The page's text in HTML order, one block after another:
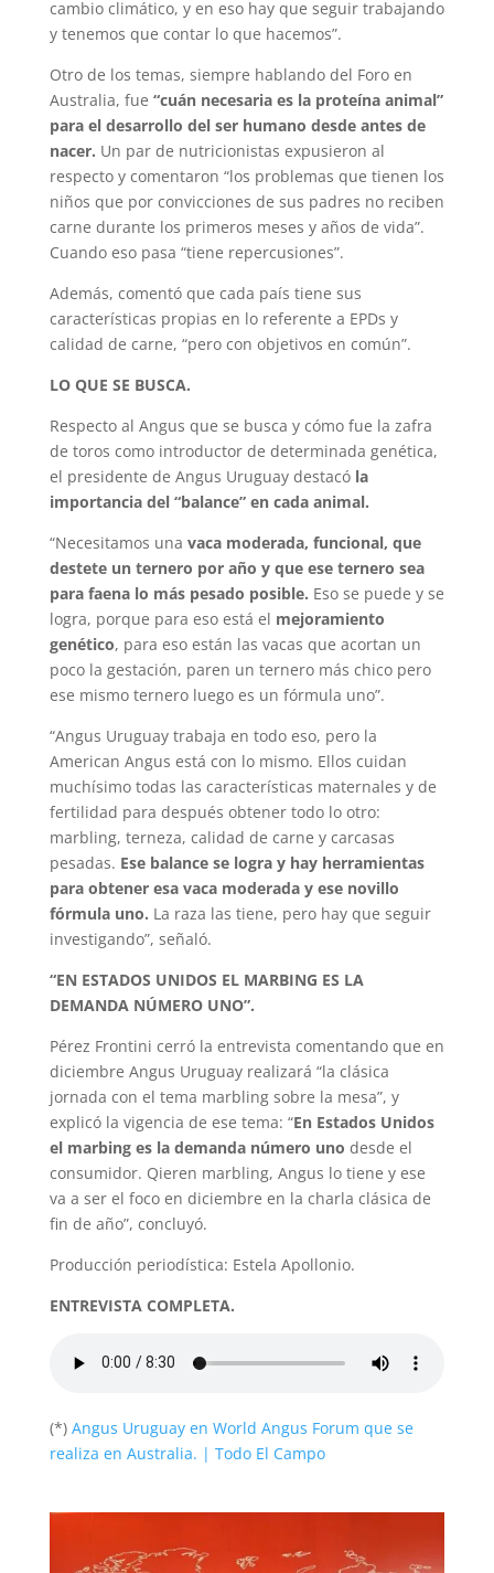
cambio climático, y en eso hay que seguir trabajando
y tenemos que contar lo que hacemos”.
Otro de los temas, siempre hablando del Foro en
Australia, fue “cuán necesaria es la proteína animal”
para el desarrollo del ser humano desde antes de
nacer. Un par de nutricionistas expusieron al
respecto y comentaron “los problemas que tienen los
niños que por convicciones de sus padres no reciben
carne durante los primeros meses y años de vida”.
Cuando eso pasa “tiene repercusiones”.
Además, comentó que cada país tiene sus
características propias en lo referente a EPDs y
calidad de carne, “pero con objetivos en común”.
LO QUE SE BUSCA.
Respecto al Angus que se busca y cómo fue la zafra
de toros como introductor de determinada genética,
el presidente de Angus Uruguay destacó la
importancia del “balance” en cada animal.
“Necesitamos una vaca moderada, funcional, que
destete un ternero por año y que ese ternero sea
para faena lo más pesado posible. Eso se puede y se
logra, porque para eso está el mejoramiento
genético, para eso están las vacas que acortan un
poco la gestación, paren un ternero más chico pero
ese mismo ternero luego es un fórmula uno”.
“Angus Uruguay trabaja en todo eso, pero la
American Angus está con lo mismo. Ellos cuidan
muchísimo todas las características maternales y de
fertilidad para después obtener todo lo otro:
marbling, terneza, calidad de carne y carcasas
pesadas. Ese balance se logra y hay herramientas
para obtener esa vaca moderada y ese novillo
fórmula uno. La raza las tiene, pero hay que seguir
investigando”, señaló.
“EN ESTADOS UNIDOS EL MARBING ES LA
DEMANDA NÚMERO UNO”.
Pérez Frontini cerró la entrevista comentando que en
diciembre Angus Uruguay realizará “la clásica
jornada con el tema marbling sobre la mesa”, y
explicó la vigencia de ese tema: “En Estados Unidos
el marbing es la demanda número uno desde el
consumidor. Qieren marbling, Angus lo tiene y ese
va a ser el foco en diciembre en la charla clásica de
fin de año”, concluyó.
Producción periodística: Estela Apollonio.
ENTREVISTA COMPLETA.
(*) Angus Uruguay en World Angus Forum que se
realiza en Australia. | Todo El Campo